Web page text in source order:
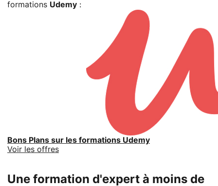
formations Udemy :
Bons Plans sur les formations Udemy
Voir les offres
Une formation d'expert à moins de